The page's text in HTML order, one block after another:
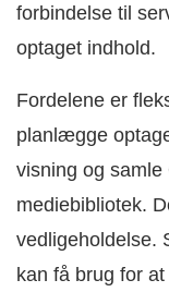
forbindelse til
optaget indhold.
Fordelene er
planlægge
visning og samle
mediebibliotek.
vedligeholdelse.
kan få brug for